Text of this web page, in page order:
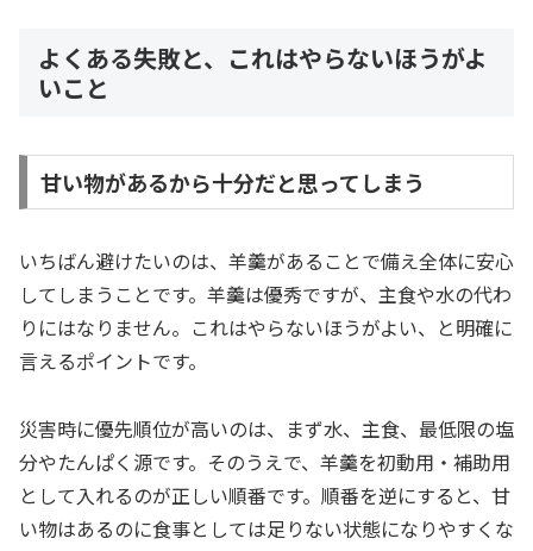
よくある失敗と、これはやらないほうがよ
いこと
甘い物があるから十分だと思ってしまう
いちばん避けたいのは、羊羹があることで備え全体に安心
してしまうことです。羊羹は優秀ですが、主食や水の代わ
りにはなりません。これはやらないほうがよい、と明確に
言えるポイントです。
災害時に優先順位が高いのは、まず水、主食、最低限の塩
分やたんぱく源です。そのうえで、羊羹を初動用・補助用
として入れるのが正しい順番です。順番を逆にすると、甘
い物はあるのに食事としては足りない状態になりやすくな